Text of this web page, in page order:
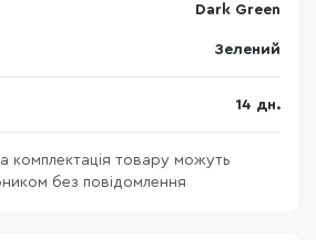
Dark Green
Зелений
14 дн.
комплектація товару можуть
без повідомлення